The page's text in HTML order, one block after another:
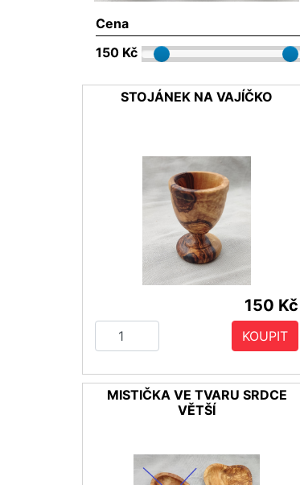
Cena
150 Kč
STOJÁNEK NA VAJÍČKO
150 Kč
KOUPIT
MISTIČKA VE TVARU SRDCE
VĚTŠÍ